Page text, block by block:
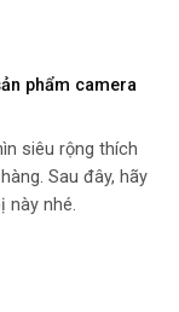
phẩm camera
siêu rộng thích
Sau đây, hãy
này nhé.